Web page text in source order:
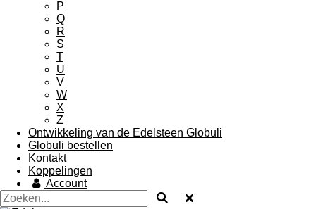
P
Q
R
S
T
U
V
W
X
Z
Ontwikkeling van de Edelsteen Globuli
Globuli bestellen
Kontakt
Koppelingen
Account